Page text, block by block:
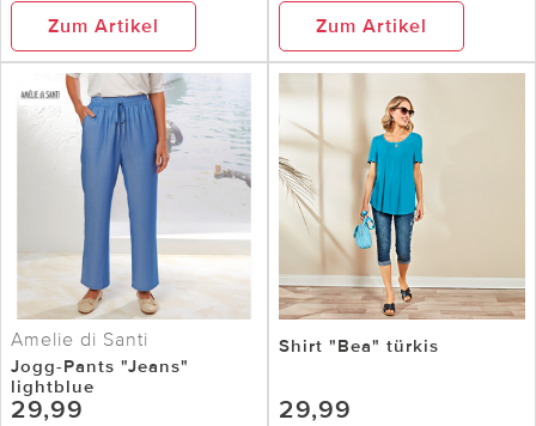
Zum Artikel Zum Artikel
Amelie di Santi
Jogg-Pants "Jeans"
lightblue
29,99
Shirt "Bea" türkis
29,99